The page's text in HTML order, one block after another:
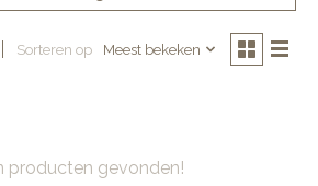
Sorteren op Meest bekeken
producten gevonden!